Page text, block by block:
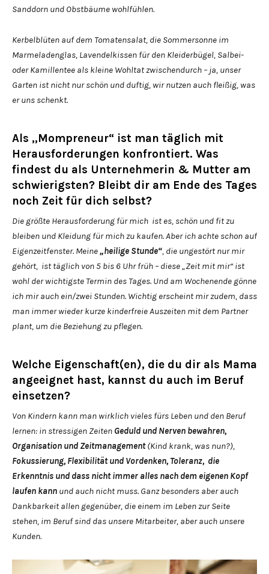
Sanddorn und Obstbäume wohlfühlen.
Kerbelblüten auf dem Tomatensalat, die Sommersonne im
Marmeladenglas, Lavendelkissen für den Kleiderbügel, Salbei-
oder Kamillentee als kleine Wohltat zwischendurch – ja, unser
Garten ist nicht nur schön und duftig, wir nutzen auch fleißig, was
er uns schenkt.
Als „Mompreneur“ ist man täglich mit
Herausforderungen konfrontiert. Was
findest du als Unternehmerin & Mutter am
schwierigsten? Bleibt dir am Ende des Tages
noch Zeit für dich selbst?
Die größte Herausforderung für mich ist es, schön und fit zu
bleiben und Kleidung für mich zu kaufen. Aber ich achte schon auf
Eigenzeitfenster. Meine„heilige Stunde“, die ungestört nur mir
gehört, ist täglich von 5 bis 6 Uhr früh – diese „Zeit mit mir“ ist
wohl der wichtigste Termin des Tages. Und am Wochenende gönne
ich mir auch ein/zwei Stunden. Wichtig erscheint mir zudem, dass
man immer wieder kurze kinderfreie Auszeiten mit dem Partner
plant, um die Beziehung zu pflegen.
Welche Eigenschaft(en), die du dir als Mama
angeeignet hast, kannst du auch im Beruf
einsetzen?
Von Kindern kann man wirklich vieles fürs Leben und den Beruf
lernen: in stressigen Zeiten Geduld und Nerven bewahren,
Organisation und Zeitmanagement(Kind krank, was nun?),
Fokussierung, Flexibilität und Vordenken, Toleranz, die
Erkenntnis und dass nicht immer alles nach dem eigenen Kopf
laufen kann und auch nicht muss. Ganz besonders aber auch
Dankbarkeit allen gegenüber, die einem im Leben zur Seite
stehen, im Beruf sind das unsere Mitarbeiter, aber auch unsere
Kunden.